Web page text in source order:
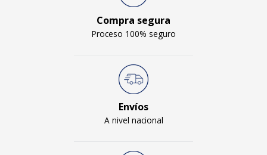
Compra segura
Proceso 100% seguro
Envíos
A nivel nacional